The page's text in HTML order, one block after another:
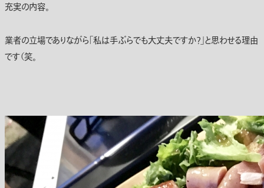
充実の内容。
業者の立場でありながら「私は手ぶらでも大丈夫ですか？」と思わせる理由
です（笑。